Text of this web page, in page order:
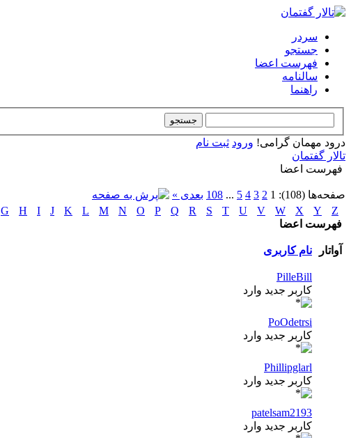
سردر
جستجو
فهرست اعضا
سالنامه
راهنما
درود مهمان گرامی! ورود ثبت نام
تالار گفتمان
فهرست اعضا
صفحه‌ها (108): 1
2
3
4
5
...
108 بعدی »
G H I J K L M N O P Q R S T U V W X Y
Z
فهرست اعضا
آواتار نام کاربری
PilleBill
کاربر جدید وارد
PoOdetrsi
کاربر جدید وارد
Phillipglarl
کاربر جدید وارد
patelsam2193
کاربر جدید وارد